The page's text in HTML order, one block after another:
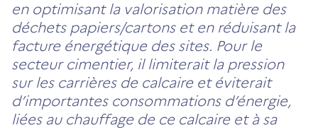
en optimisant la valorisation matière des
déchets papiers/cartons et en réduisant la
facture énergétique des sites. Pour le
secteur cimentier, il limiterait la pression
sur les carrières de calcaire et éviterait
d’importantes consommations d’énergie,
liées au chauffage de ce calcaire et à sa